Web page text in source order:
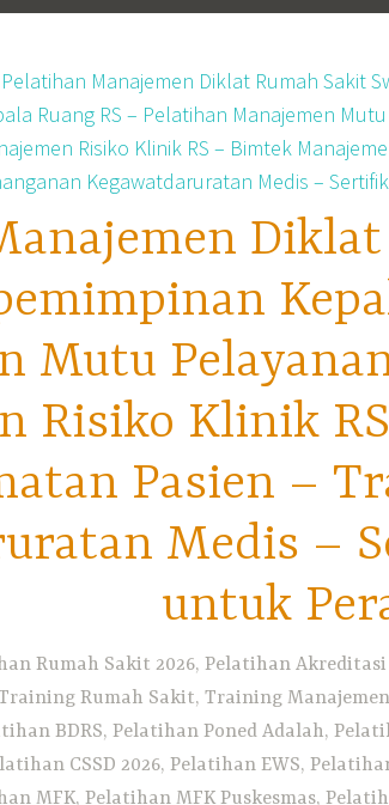
Mutu
Risiko Klinik
Pasien –
Medis –
untuk
Rumah Sakit 2026, Pelatihan
Rumah Sakit, Training
BDRS, Pelatihan Poned Adalah,
CSSD 2026, Pelatihan EWS,
MFK, Pelatihan MFK Puskesmas,